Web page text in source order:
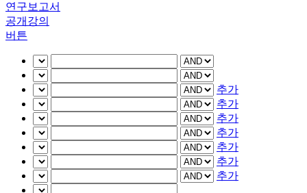
연구보고서
공개강의
버튼
추가
추가
추가
추가
추가
추가
추가